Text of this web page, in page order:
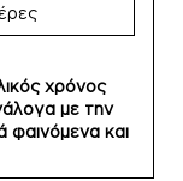
χρόνος
με την
φαινόμενα και